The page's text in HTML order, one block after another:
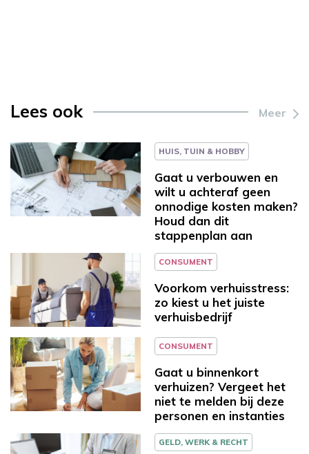
Lees ook Meer
HUIS, TUIN & HOBBY
Gaat u verbouwen en
wilt u achteraf geen
onnodige kosten maken?
Houd dan dit
stappenplan aan
CONSUMENT
Voorkom verhuisstress:
zo kiest u het juiste
verhuisbedrijf
CONSUMENT
Gaat u binnenkort
verhuizen? Vergeet het
niet te melden bij deze
personen en instanties
GELD, WERK & RECHT